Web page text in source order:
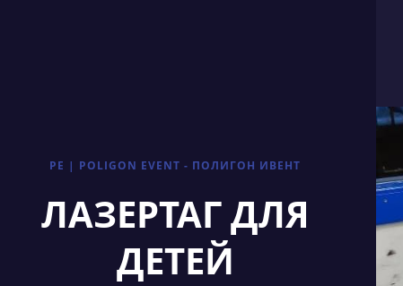
PE | POLIGON EVENT - ПОЛИГОН ИВЕНТ
ЛАЗЕРТАГ ДЛЯ
ДЕТЕЙ